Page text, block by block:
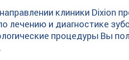
клиники Dixion
лечению и диагностике
процедуры Вы